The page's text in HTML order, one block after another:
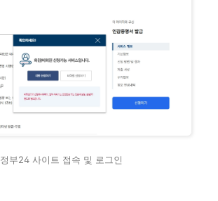
정부24 사이트 접속 및 로그인